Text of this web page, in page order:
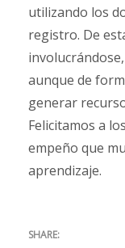
utilizando los
registro. De
involucrándose,
aunque de
generar
Felicitamos a
empeño que
aprendizaje.